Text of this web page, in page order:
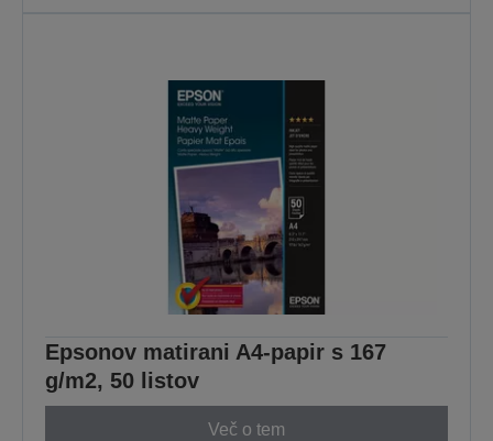
Epsonov matirani A4-papir s 167
g/m2, 50 listov
Več o tem